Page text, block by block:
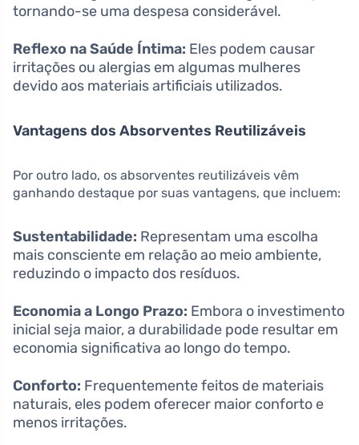
tornando-se uma despesa considerável.
Reflexo na Saúde Íntima: Eles podem causar
irritações ou alergias em algumas mulheres
devido aos materiais artificiais utilizados.
Vantagens dos Absorventes Reutilizáveis
Por outro lado, os absorventes reutilizáveis vêm
ganhando destaque por suas vantagens, que incluem:
Sustentabilidade: Representam uma escolha
mais consciente em relação ao meio ambiente,
reduzindo o impacto dos resíduos.
Economia a Longo Prazo: Embora o investimento
inicial seja maior, a durabilidade pode resultar em
economia significativa ao longo do tempo.
Conforto: Frequentemente feitos de materiais
naturais, eles podem oferecer maior conforto e
menos irritações.